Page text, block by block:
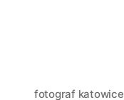
fotograf katowice